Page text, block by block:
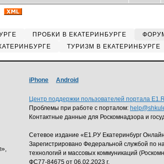
ПРОБКИ В ЕКАТЕРИНБУРГЕ
ТУРИЗМ В ЕКАТЕРИНБУРГЕ
iPhone Android
Центр поддержки пользователей портала
Проблемы при работе с порталом:
Контактные данные для Роскомнадзора и
Сетевое издание «Е1.РУ Екатеринбург
Зарегистрировано Федеральной службой по
технологий и массовых коммуникаций
ФС77-84675 от 06.02.2023 г.